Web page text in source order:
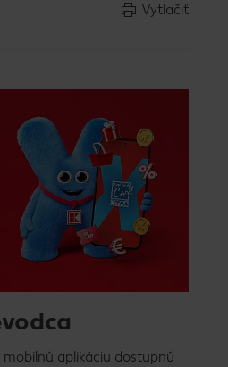
Vytlačiť
aplikáciu dostupnú